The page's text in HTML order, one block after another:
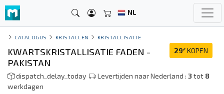
NL
CATALOGUS KRISTALLEN KRISTALLISATIE
29€ KOPEN
KWARTSKRISTALLISATIE FADEN -
PAKISTAN
dispatch_delay_today Levertijden naar Nederland : 3tot 8
werkdagen